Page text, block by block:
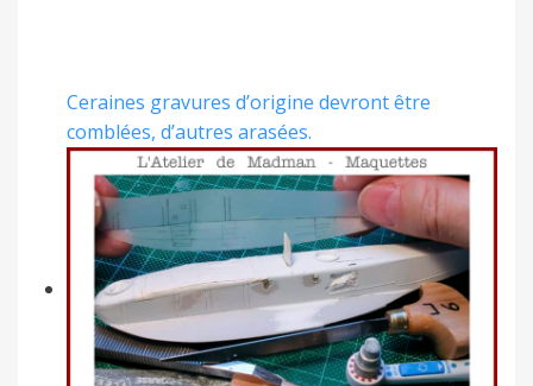
Ceraines gravures d’origine devront être
comblées, d’autres arasées.